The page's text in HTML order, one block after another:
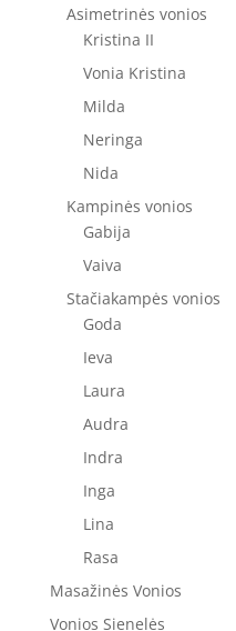
Asimetrinės vonios
Kristina II
Vonia Kristina
Milda
Neringa
Nida
Kampinės vonios
Gabija
Vaiva
Stačiakampės vonios
Goda
Ieva
Laura
Audra
Indra
Inga
Lina
Rasa
Masažinės Vonios
Vonios Sienelės